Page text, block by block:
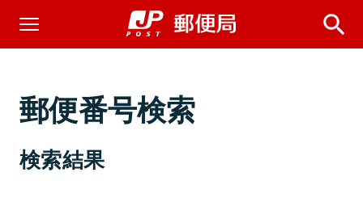
郵便番号検索
検索結果